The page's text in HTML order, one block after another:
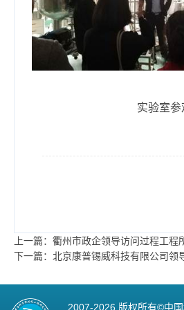
实验室参
上一篇：衢州市政企领导访问过程工程
下一篇：北京康普锡威科技有限公司领
2007-2026 版权所有©中